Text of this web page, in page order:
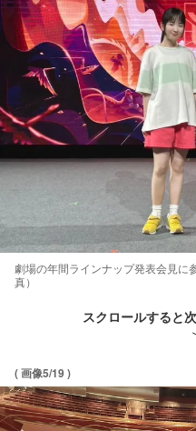
劇場の年間ラインナップ発表会見に
真）
スクロールすると
( 画像5/19 )